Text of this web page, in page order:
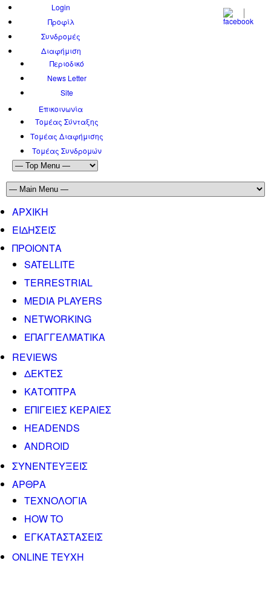
Login
Προφίλ
Συνδρομές
Διαφήμιση
Περιοδικό
News Letter
Site
Επικοινωνία
Τομέας Σύνταξης
Τομέας Διαφήμισης
Τομέας Συνδρομών
ΑΡΧΙΚΗ
ΕΙΔΗΣΕΙΣ
ΠΡΟΙΟΝΤΑ
SATELLITE
TERRESTRIAL
MEDIA PLAYERS
NETWORKING
ΕΠΑΓΓΕΛΜΑΤΙΚΑ
REVIEWS
ΔΕΚΤΕΣ
ΚΑΤΟΠΤΡΑ
ΕΠΙΓΕΙΕΣ ΚΕΡΑΙΕΣ
HEADENDS
ANDROID
ΣΥΝΕΝΤΕΥΞΕΙΣ
ΑΡΘΡΑ
ΤΕΧΝΟΛΟΓΙΑ
HOW TO
ΕΓΚΑΤΑΣΤΑΣΕΙΣ
ONLINE TEYXH